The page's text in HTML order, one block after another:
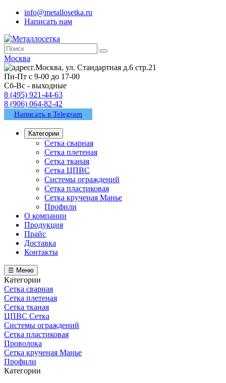
info@metallosetka.ru
Написать нам
Москва
г.Москва, ул. Стандартная д.6 стр.21
Пн-Пт с 9-00 до 17-00
Сб-Вс - выходные
8 (495) 921-44-63
8 (906) 064-82-42
Написать в Telegram
Категории
Сетка сварная
Сетка плетеная
Сетка тканая
Сетка ЦПВС
Системы ограждений
Сетка пластиковая
Сетка крученая Манье
Профили
О компании
Продукция
Прайс
Доставка
Контакты
☰ Меню
Категории
Сетка сварная
Сетка плетеная
Сетка тканая
ЦПВС Сетка
Системы ограждений
Сетка пластиковая
Проволока
Сетка крученая Манье
Профили
Категории